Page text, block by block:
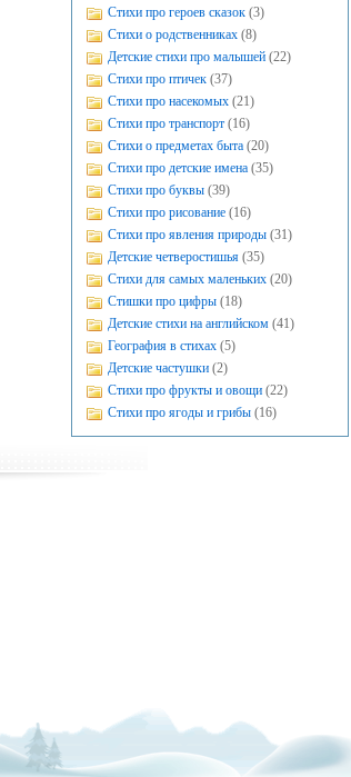
Стихи про героев сказок (3)
Стихи о родственниках (8)
Детские стихи про малышей (22)
Стихи про птичек (37)
Стихи про насекомых (21)
Стихи про транспорт (16)
Стихи о предметах быта (20)
Стихи про детские имена (35)
Стихи про буквы (39)
Стихи про рисование (16)
Стихи про явления природы (31)
Детские четверостишья (35)
Стихи для самых маленьких (20)
Стишки про цифры (18)
Детские стихи на английском (41)
География в стихах (5)
Детские частушки (2)
Стихи про фрукты и овощи (22)
Стихи про ягоды и грибы (16)